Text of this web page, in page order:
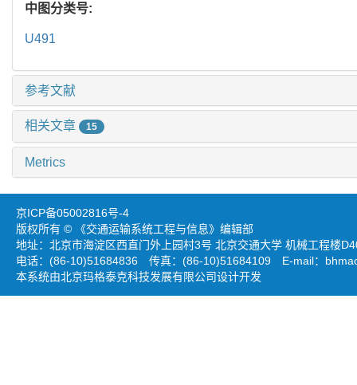
中图分类号:
U491
参考文献
相关文章 15
Metrics
京ICP备05002816号-4
版权所有 © 《交通运输系统工程与信息》编辑部
地址：北京市海淀区西直门外上园村3号 北京交通大学 机械工程楼
电话：(86-10)51684836 传真：(86-10)51684109 E-mail：
本系统由北京玛格泰克科技发展有限公司设计开发